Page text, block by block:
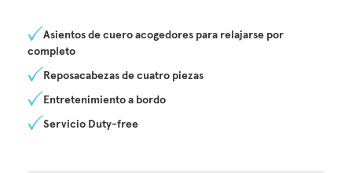
Asientos de cuero acogedores para relajarse por
completo
Reposacabezas de cuatro piezas
Entretenimiento a bordo
Servicio Duty-free